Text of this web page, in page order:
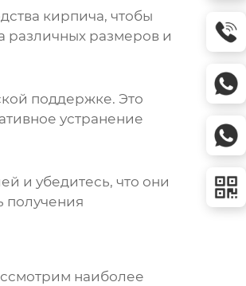
кирпича, чтобы
различных размеров и
поддержке. Это
устранение
и убедитесь, что они
получения
наиболее